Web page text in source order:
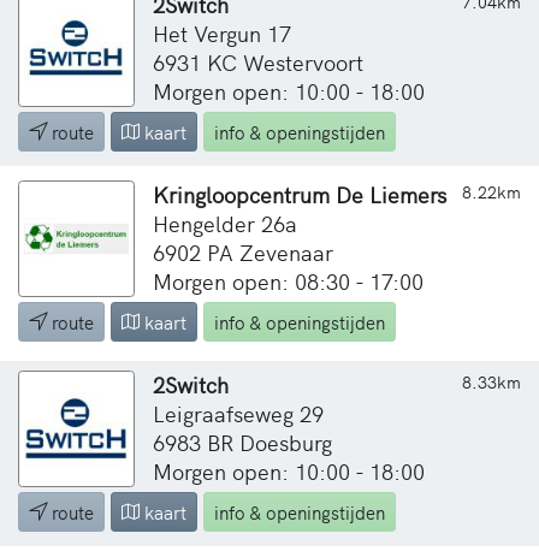
Het Vergun 17
6931 KC Westervoort
Morgen open: 10:00 - 18:00
route kaart info & openingstijden
8.22km
Kringloopcentrum De Liemers
Hengelder 26a
6902 PA Zevenaar
Morgen open: 08:30 - 17:00
route kaart info & openingstijden
8.33km
2Switch
Leigraafseweg 29
6983 BR Doesburg
Morgen open: 10:00 - 18:00
route kaart info & openingstijden